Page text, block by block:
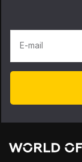
E-mail